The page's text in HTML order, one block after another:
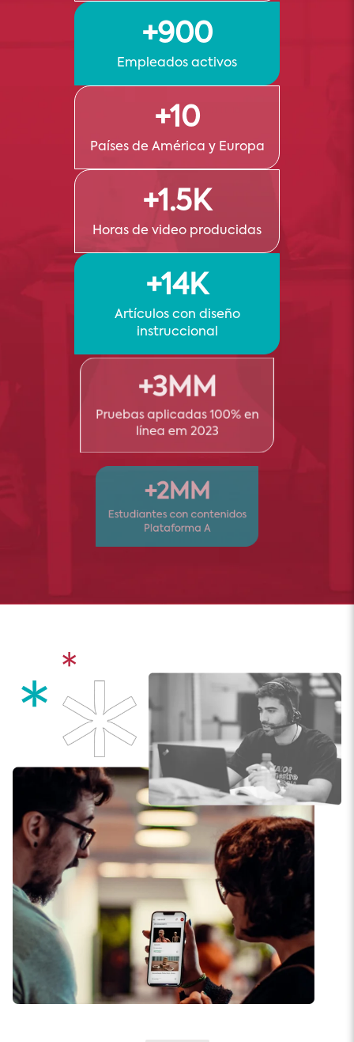
+900
Empleados activos
+10
Países de América y Europa
+1.5K
Horas de video producidas
+14K
Artículos con diseño
instruccional
+3MM
Pruebas aplicadas ​100% en
línea​ em 2023
+2MM
Estudiantes con contenidos
Plataforma A